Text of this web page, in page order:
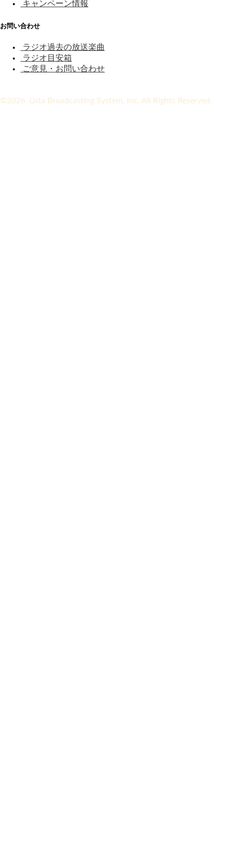
キャンペーン情報
お問い合わせ
ラジオ過去の放送楽曲
ラジオ目安箱
ご意見・お問い合わせ
©2026 Oita Broadcasting System, Inc. All Rights Reserved.